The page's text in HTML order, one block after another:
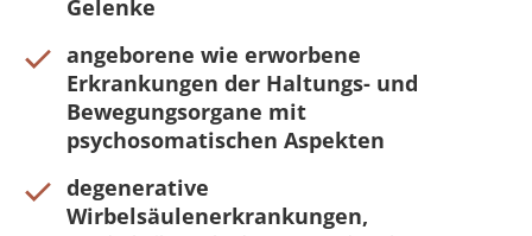
Gelenke
angeborene wie erworbene
Erkrankungen der Haltungs- und
Bewegungsorgane mit
psychosomatischen Aspekten
degenerative
Wirbelsäulenerkrankungen,